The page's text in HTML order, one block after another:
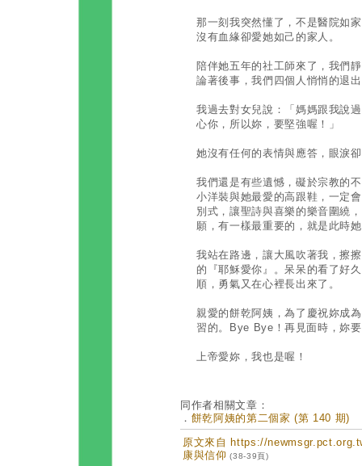
那一刻我突然懂了，不是醫院如
沒有血緣卻愛她如己的家人。
陪伴她五年的社工師來了，我們
論著後事，我們四個人悄悄的退
我過去對女兒說：「媽媽跟我說
心你，所以妳，要堅強喔！」
她沒有任何的表情與應答，眼淚
我們還是有些遺憾，礙於宗教的
小洋裝與她最愛的高跟鞋，一定
別式，讓聖詩與喜樂的樂音圍繞
願，有一樣最重要的，就是此時
我站在路邊，讓大風吹著我，擦
的『耶穌愛你』。呆呆的看了好
順，勇氣又在心裡長出來了。
親愛的餅乾阿姨，為了慶祝妳成
習的。Bye Bye！再見面時，妳
上帝愛妳，我也是喔！
同作者相關文章：
． 餅乾阿姨的第二個家 (第 140 期)
原文來自 https://
康與信仰 (38-39頁)